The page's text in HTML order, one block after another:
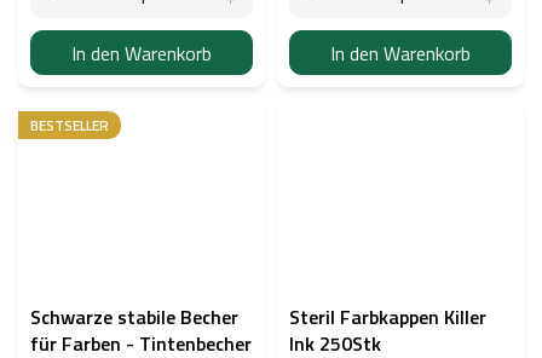
In den Warenkorb In den Warenkorb
BESTSELLER
Schwarze stabile Becher
für Farben - Tintenbecher
Steril Farbkappen Killer
Ink 250Stk